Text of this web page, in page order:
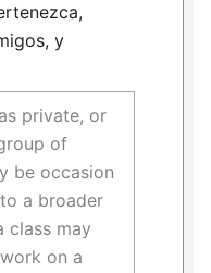
y
private, or
of
be occasion
a broader
class may
on a